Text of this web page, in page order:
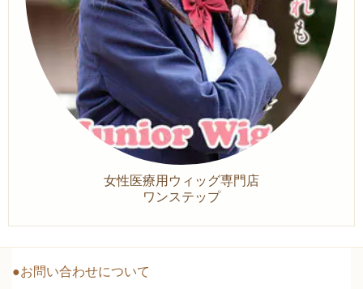
女性医療用ウィッグ専門店
ワンステップ
●お問い合わせについて